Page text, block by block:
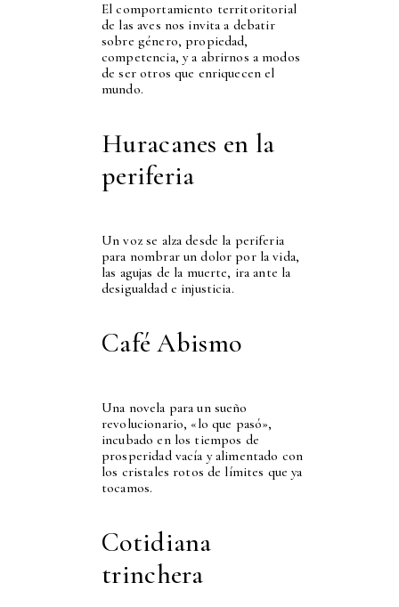
El comportamiento territoritorial
de las aves nos invita a debatir
sobre género, propiedad,
competencia, y a abrirnos a modos
de ser otros que enriquecen el
mundo.
Huracanes en la
periferia
Un voz se alza desde la periferia
para nombrar un dolor por la vida,
las agujas de la muerte, ira ante la
desigualdad e injusticia.
Café Abismo
Una novela para un sueño
revolucionario, «lo que pasó»,
incubado en los tiempos de
prosperidad vacía y alimentado con
los cristales rotos de límites que ya
tocamos.
Cotidiana
trinchera